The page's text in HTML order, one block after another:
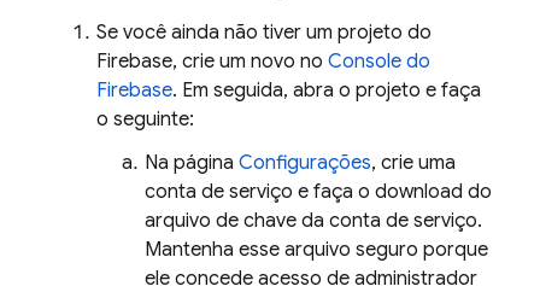
Se você ainda não tiver um projeto do
Firebase, crie um novo no Console do
Firebase. Em seguida, abra o projeto e faça
o seguinte:
Na página Configurações, crie uma
conta de serviço e faça o download do
arquivo de chave da conta de serviço.
Mantenha esse arquivo seguro porque
ele concede acesso de administrador